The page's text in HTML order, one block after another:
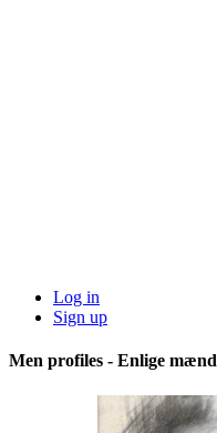
Log in
Sign up
Men profiles - Enlige mænd